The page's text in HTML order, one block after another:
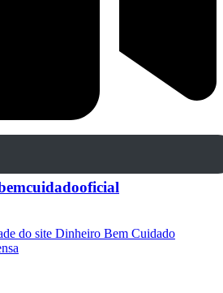
do site Dinheiro Bem Cuidado